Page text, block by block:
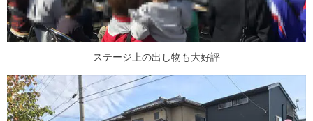
ステージ上の出し物も大好評